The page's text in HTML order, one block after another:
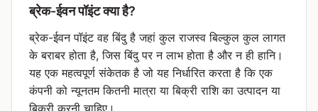
ब्रेक-ईवन पॉइंट क्या है?
ब्रेक-ईवन पॉइंट वह बिंदु है जहां कुल राजस्व बिल्कुल कुल लागत
के बराबर होता है, जिस बिंदु पर न लाभ होता है और न ही हानि।
यह एक महत्वपूर्ण संकेतक है जो यह निर्धारित करता है कि एक
कंपनी को न्यूनतम कितनी मात्रा या बिक्री राशि का उत्पादन या
बिक्री करनी चाहिए।